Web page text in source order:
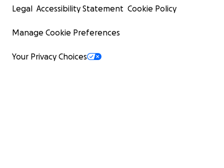
Legal Accessibility Statement Cookie Policy
Manage Cookie Preferences
Your Privacy Choices